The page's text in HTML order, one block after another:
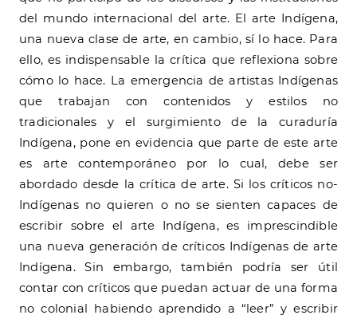
del mundo internacional del arte. El arte Indígena,
una nueva clase de arte, en cambio, sí lo hace. Para
ello, es indispensable la crítica que reflexiona sobre
cómo lo hace. La emergencia de artistas Indígenas
que trabajan con contenidos y estilos no
tradicionales y el surgimiento de la curaduría
Indígena, pone en evidencia que parte de este arte
es arte contemporáneo por lo cual, debe ser
abordado desde la crítica de arte. Si los críticos no-
Indígenas no quieren o no se sienten capaces de
escribir sobre el arte Indígena, es imprescindible
una nueva generación de críticos Indígenas de arte
Indígena. Sin embargo, también podría ser útil
contar con críticos que puedan actuar de una forma
no colonial habiendo aprendido a “leer” y escribir